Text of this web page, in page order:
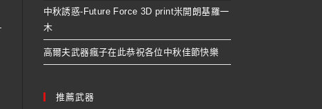
中秋誘惑-Future Force 3D print米開朗基羅一
木
高爾夫武器瘋子在此恭祝各位中秋佳節快樂
推薦武器